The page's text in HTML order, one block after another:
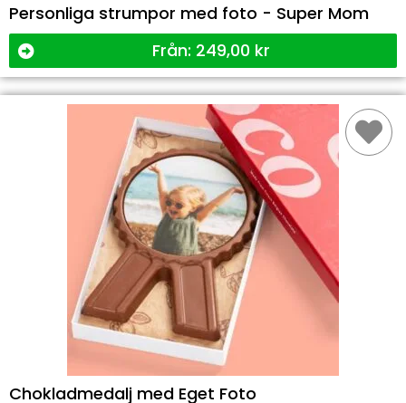
Personliga strumpor med foto - Super Mom
Från: 249,00 kr
Chokladmedalj med Eget Foto